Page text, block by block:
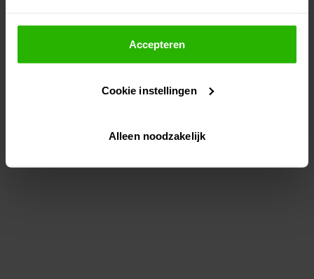
Als je op "Accepteer" klikt, dan geef je Voordeeluitjes.nl
toestemming om cookies voor social media en
gepersonaliseerde advertenties te plaatsen.
Lees hier meer over in onsprivacybeleid
Via "Cookie instellingen" kun je ook zelf instellen welke
Accepteren
Cookie instellingen
Alleen noodzakelijk